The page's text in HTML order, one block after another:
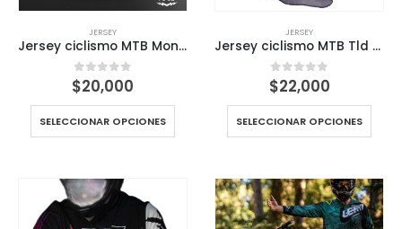
JERSEY
Jersey ciclismo MTB Montaña blanca Mountain
0 out of 5
$20,000
SELECCIONAR OPCIONES
JERSEY
Jersey ciclismo MTB Tld Full black
0 out of 5
$22,000
SELECCIONAR OPCIONES